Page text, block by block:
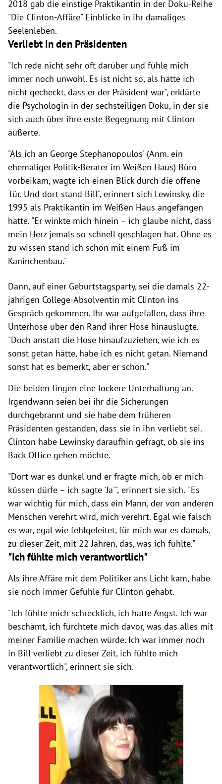
2018 gab die einstige Praktikantin in der Doku-Reihe
"Die Clinton-Affäre" Einblicke in ihr damaliges
Seelenleben.
Verliebt in den Präsidenten
"Ich rede nicht sehr oft darüber und fühle mich
immer noch unwohl. Es ist nicht so, als hätte ich
nicht gecheckt, dass er der Präsident war", erklärte
die Psychologin in der sechsteiligen Doku, in der sie
sich auch über ihre erste Begegnung mit Clinton
äußerte.
"Als ich an George Stephanopoulos' (Anm. ein
ehemaliger Politik-Berater im Weißen Haus) Büro
vorbeikam, wagte ich einen Blick durch die offene
Tür. Und dort stand Bill", erinnert sich Lewinsky, die
1995 als Praktikantin im Weißen Haus angefangen
hatte. "Er winkte mich hinein – ich glaube nicht, dass
mein Herz jemals so schnell geschlagen hat. Ohne es
zu wissen stand ich schon mit einem Fuß im
Kaninchenbau."
Dann, auf einer Geburtstagsparty, sei die damals 22-
jährigen College-Absolventin mit Clinton ins
Gespräch gekommen. Ihr war aufgefallen, dass ihre
Unterhose über den Rand ihrer Hose hinauslugte.
"Doch anstatt die Hose hinaufzuziehen, wie ich es
sonst getan hätte, habe ich es nicht getan. Niemand
sonst hat es bemerkt, aber er schon."
Die beiden fingen eine lockere Unterhaltung an.
Irgendwann seien bei ihr die Sicherungen
durchgebrannt und sie habe dem früheren
Präsidenten gestanden, dass sie in ihn verliebt sei.
Clinton habe Lewinsky daraufhin gefragt, ob sie ins
Back Office gehen möchte.
"Dort war es dunkel und er fragte mich, ob er mich
küssen dürfe – ich sagte 'Ja'", erinnert sie sich. "Es
war wichtig für mich, dass ein Mann, der von anderen
Menschen verehrt wird, mich verehrt. Egal wie falsch
es war, egal wie fehlgeleitet, für mich war es damals,
zu dieser Zeit, mit 22 Jahren, das, was ich fühlte."
"Ich fühlte mich verantwortlich"
Als ihre Affäre mit dem Politiker ans Licht kam, habe
sie noch immer Gefühle für Clinton gehabt.
"Ich fühlte mich schrecklich, ich hatte Angst. Ich war
beschämt, ich fürchtete mich davor, was das alles mit
meiner Familie machen würde. Ich war immer noch
in Bill verliebt zu dieser Zeit, ich fühlte mich
verantwortlich", erinnert sie sich.